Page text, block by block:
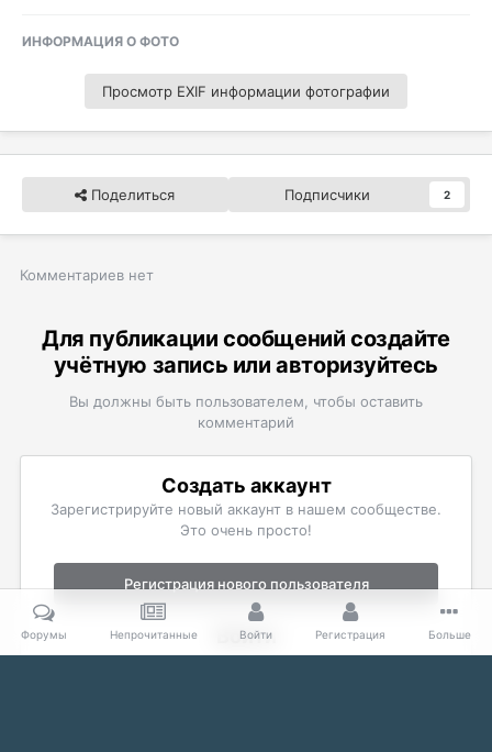
ИНФОРМАЦИЯ О ФОТО
Просмотр EXIF информации фотографии
Поделиться Подписчики 2
Комментариев нет
Для публикации сообщений создайте
учётную запись или авторизуйтесь
Вы должны быть пользователем, чтобы оставить
комментарий
Создать аккаунт
Зарегистрируйте новый аккаунт в нашем сообществе.
Это очень просто!
Регистрация нового пользователя
Войти
Уже есть аккаунт? Войти в систему.
Форумы Непрочитанные Войти Регистрация Больше